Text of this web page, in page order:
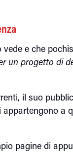
e che
un progetto di
il suo
a
pagine di